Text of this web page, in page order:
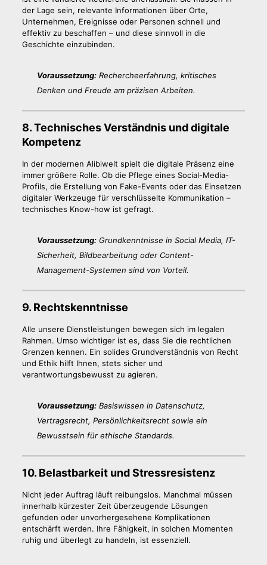
der Lage sein, relevante Informationen über Orte,
Unternehmen, Ereignisse oder Personen schnell und
effektiv zu beschaffen – und diese sinnvoll in die
Geschichte einzubinden.
Voraussetzung:Rechercheerfahrung, kritisches
Denken und Freude am präzisen Arbeiten.
8. Technisches Verständnis und digitale
Kompetenz
In der modernen Alibiwelt spielt die digitale Präsenz eine
immer größere Rolle. Ob die Pflege eines Social-Media-
Profils, die Erstellung von Fake-Events oder das Einsetzen
digitaler Werkzeuge für verschlüsselte Kommunikation –
technisches Know-how ist gefragt.
Voraussetzung:Grundkenntnisse in Social Media, IT-
Sicherheit, Bildbearbeitung oder Content-
Management-Systemen sind von Vorteil.
9. Rechtskenntnisse
Alle unsere Dienstleistungen bewegen sich im legalen
Rahmen. Umso wichtiger ist es, dass Sie die rechtlichen
Grenzen kennen. Ein solides Grundverständnis von Recht
und Ethik hilft Ihnen, stets sicher und
verantwortungsbewusst zu agieren.
Voraussetzung:Basiswissen in Datenschutz,
Vertragsrecht, Persönlichkeitsrecht sowie ein
Bewusstsein für ethische Standards.
10. Belastbarkeit und Stressresistenz
Nicht jeder Auftrag läuft reibungslos. Manchmal müssen
innerhalb kürzester Zeit überzeugende Lösungen
gefunden oder unvorhergesehene Komplikationen
entschärft werden. Ihre Fähigkeit, in solchen Momenten
ruhig und überlegt zu handeln, ist essenziell.